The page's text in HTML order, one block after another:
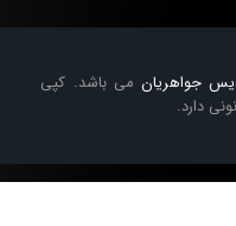
جواهریان می باشد. کپی
دارد.